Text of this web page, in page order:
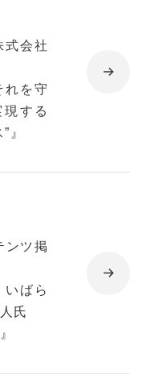
式会社
れを守
する
』
ンツ掲
いばら
氏